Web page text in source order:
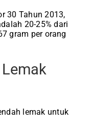
30 Tahun 2013,
20-25% dari
gram per orang
lemak untuk